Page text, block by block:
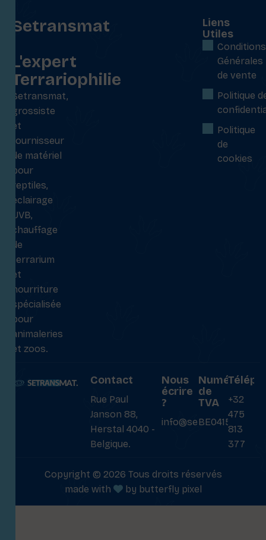
Setransmat
L'expert
Terrariophilie
Setransmat,
grossiste
et
fournisseur
de matériel
pour
reptiles,
éclairage
UVB,
chauffage
de
terrarium
et
nourriture
spécialisée
pour
animaleries
et zoos.
Liens
Utiles
Conditions
Générales
de vente
Politique
Politique
de
cookies
Contact
Rue Paul
Janson 88,
Herstal 4040 -
Belgique.
Nous
écrire
?
info@setransmat.com
Numéro
de
TVA
BE0415027069
+32
475
813
377
Copyright © 2026 Tous droits réservés
made with
by butterfly pixel